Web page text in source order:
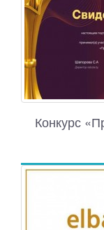
Конкурс